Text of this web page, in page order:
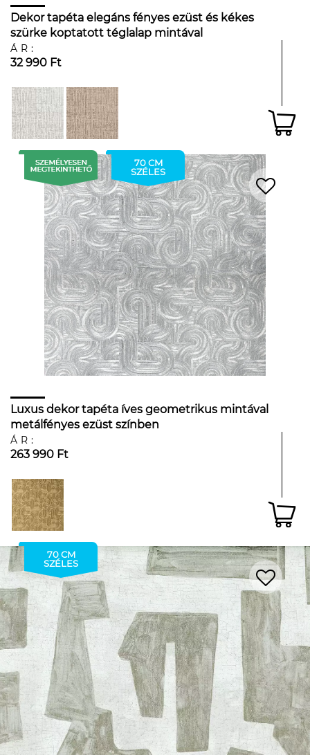
Dekor tapéta elegáns fényes ezüst és kékes
szürke koptatott téglalap mintával
ÁR:
32 990 Ft
70 CM
SZÉLES
Luxus dekor tapéta íves geometrikus mintával
metálfényes ezüst színben
ÁR:
263 990 Ft
70 CM
SZÉLES